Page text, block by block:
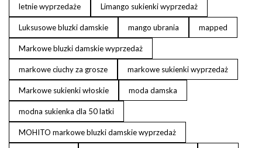
letnie wyprzedaże Limango sukienki wyprzedaż
Luksusowe bluzki damskie mango ubrania mapped
Markowe bluzki damskie wyprzedaż
markowe ciuchy za grosze markowe sukienki wyprzedaż
Markowe sukienki włoskie moda damska
modna sukienka dla 50 latki
MOHITO markowe bluzki damskie wyprzedaż